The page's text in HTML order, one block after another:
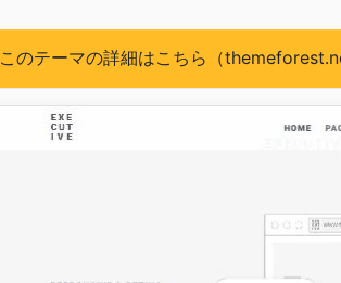
このテーマの詳細はこちら（